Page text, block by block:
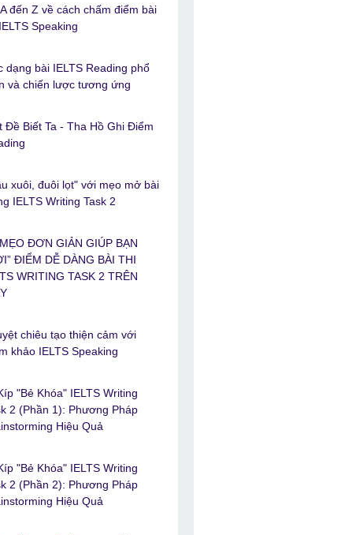
đến Z về cách chấm điểm bài
Speaking
dạng bài IELTS Reading phổ
và chiến lược tương ứng
Đề Biết Ta - Tha Hồ Ghi Điểm
xuôi, đuôi lọt" với mẹo mở bài
IELTS Writing Task 2
ĐƠN GIẢN GIÚP BẠN
ĐIỂM DỄ DÀNG BÀI THI
WRITING TASK 2 TRÊN
chiêu tạo thiện cảm với
khảo IELTS Speaking
"Bẻ Khóa" IELTS Writing
2 (Phần 1): Phương Pháp
Hiệu Quả
"Bẻ Khóa" IELTS Writing
2 (Phần 2): Phương Pháp
Hiệu Quả